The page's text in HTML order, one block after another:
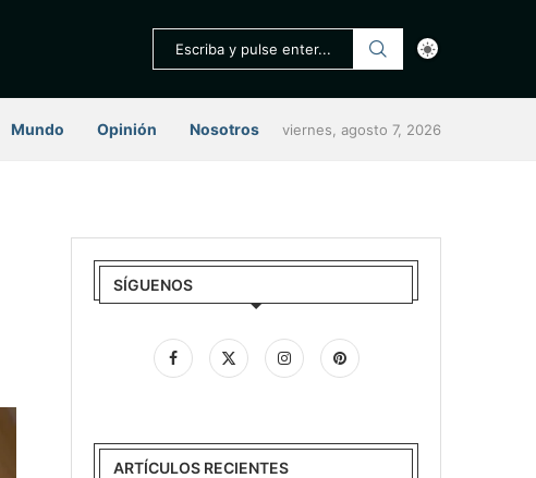
Mundo Opinión Nosotros viernes, agosto 7, 2026
SÍGUENOS
ARTÍCULOS RECIENTES